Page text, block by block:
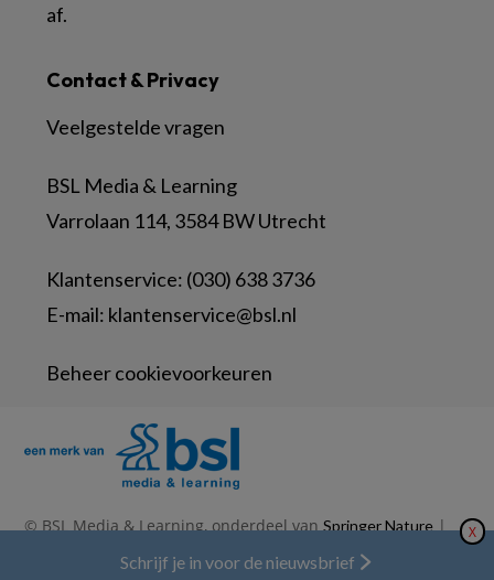
Contact & Privacy
Veelgestelde vragen
BSL Media & Learning
Varrolaan 114, 3584 BW Utrecht
Klantenservice: (030) 638 3736
E-mail: klantenservice@bsl.nl
Beheer cookievoorkeuren
af.
© BSL Media & Learning, onderdeel vanSpringer Nature| X
Schrijf je in voor de nieuwsbrief